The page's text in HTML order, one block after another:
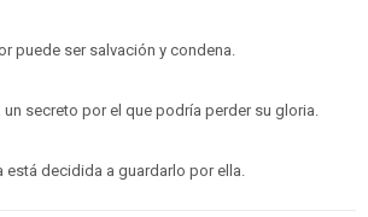
puede ser salvación y condena.
secreto por el que podría perder su gloria.
está decidida a guardarlo por ella.